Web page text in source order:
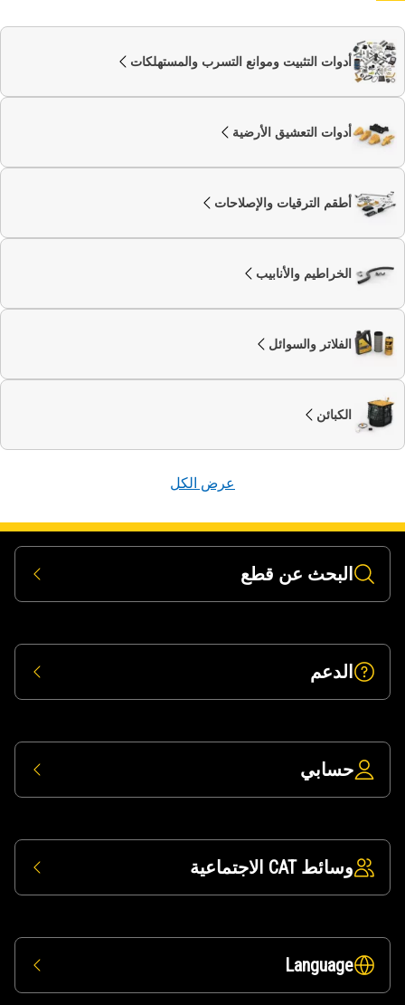
أدوات التثبيت وموانع التسرب و‏‫المستهلكات
أدوات التعشيق الأرضية
أطقم الترقيات والإصلاحات
الخراطيم والأنابيب
الفلاتر والسوائل
الكبائن
عرض الكل
البحث عن قطع
الدعم
حسابي
وسائط CAT الاجتماعية
Language